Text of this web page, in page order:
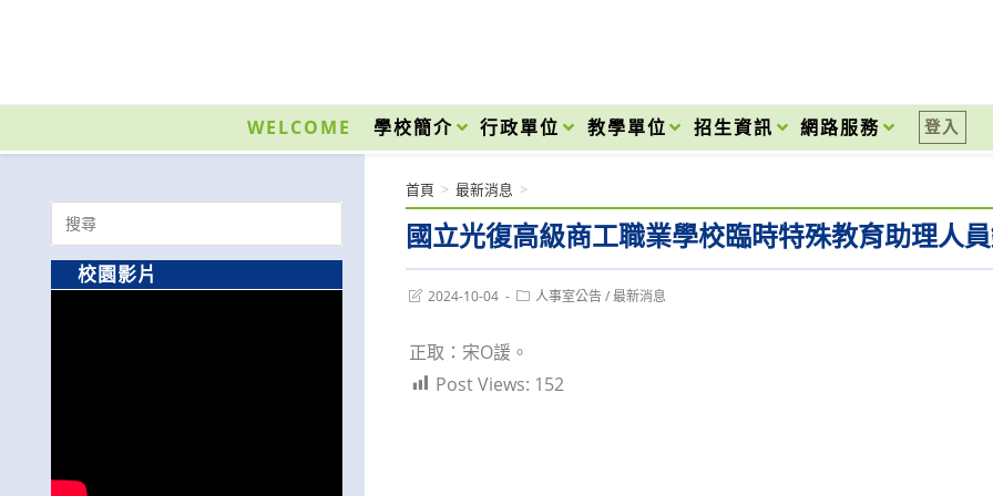
內
WELCOME 學校簡介 行政單位 教學單位 招生資訊 網路服務 登入
國立光復高級商工職業學校臨時特殊教育助理人
首頁 > 最新消息 >
Post2024-10-04
Post人事室公告 / 最新消息
正取：宋O諼。
Post Views: 152
Search
for:
校園影片